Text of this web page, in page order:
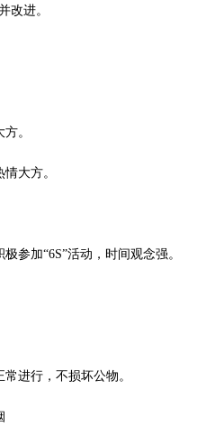
改进。
。
大方。
参加“6S”活动，时间观念强。
进行，不损坏公物。